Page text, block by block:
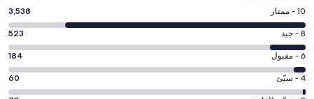
درجة
التصنيف
10
-
ممتاز.
3538
10 - ممتاز 3,538
درجة
التصنيف
8
-
جيد.
8 - جيد 523
درجة
التصنيف
6
6 - مقبول 184
درجة
التصنيف
4 - سيّئ 60